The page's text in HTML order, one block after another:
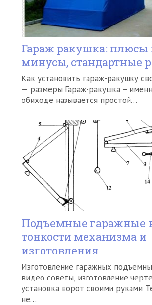
Гараж ракушка: плюсы
минусы, стандартные
Как установить гараж-ракушку
— размеры Гараж-ракушка –
обиходе называется простой…
Подъемные гаражные
тонкости механизма и
изготовления
Изготовление гаражных
видео советы, изготовление
установка ворот своими руками
не…